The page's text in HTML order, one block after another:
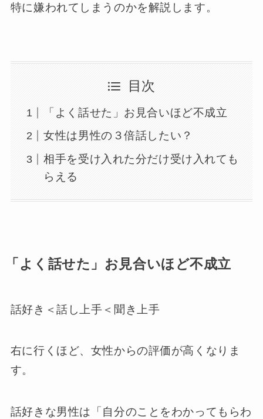
特に嫌われてしまうのかを解説します。
目次
「よく話せた」お見合いほど不成立
女性は男性の３倍話したい？
相手を受け入れた分だけ受け入れても
らえる
「よく話せた」お見合いほど不成立
話好き＜話し上手＜聞き上手
右に行くほど、女性からの評価が高くなりま
す。
話好きな男性は「自分のことをわかってもらわ